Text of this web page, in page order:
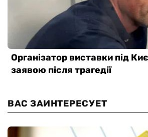
ВАС ЗАИНТЕРЕСУЕТ